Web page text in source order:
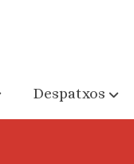
Despatxos